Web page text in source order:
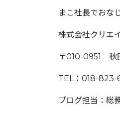
まこ社長でおな
株式会社クリエ
〒010-0951 秋
TEL：018-823-
ブログ担当：